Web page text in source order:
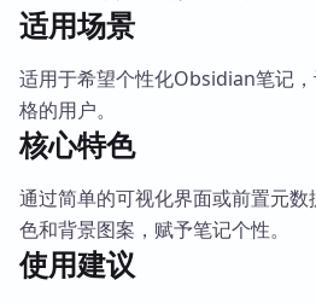
适用场景
适用于希望个性化Obsidian笔记
格的用户。
核心特色
通过简单的可视化界面或前置元
色和背景图案，赋予笔记个性。
使用建议